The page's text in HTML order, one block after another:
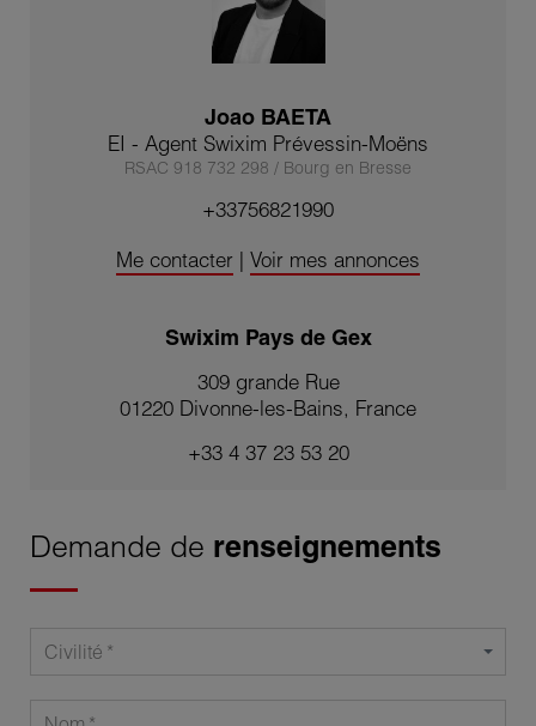
Demande de renseignements
Civilité
Joao BAETA
EI - Agent Swixim Prévessin-Moëns
RSAC 918 732 298 / Bourg en Bresse
+33756821990
Me contacter | Voir mes annonces
Swixim Pays de Gex
309 grande Rue
01220 Divonne-les-Bains, France
+33 4 37 23 53 20